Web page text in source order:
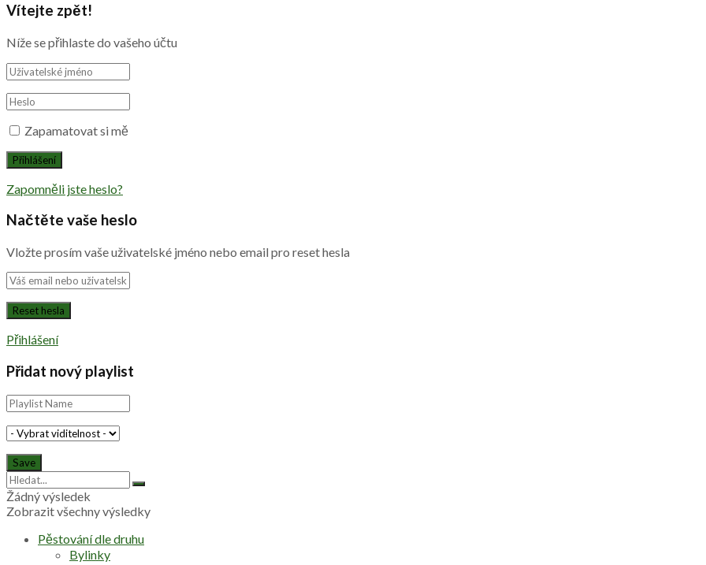
Vítejte zpět!
Níže se přihlaste do vašeho účtu
Zapamatovat si mě
Zapomněli jste heslo?
Načtěte vaše heslo
Vložte prosím vaše uživatelské jméno nebo email pro reset hesla
Přihlášení
Přidat nový playlist
Žádný výsledek
Zobrazit všechny výsledky
Pěstování dle druhu
Bylinky